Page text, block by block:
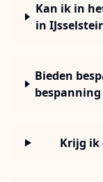
Kan ik in
in
Bieden
bespanning
Krijg ik